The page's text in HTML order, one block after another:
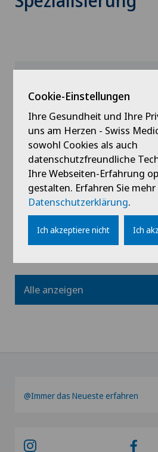
Claudia Britschgi
Profil ansehen
Alle anzeigen
@Immer das Neueste erfahren
Cookie-Einstellungen
Ihre Gesundheit und Ihre
uns am Herzen - Swiss
sowohl Cookies als auch
datenschutzfreundliche
Ihre Webseiten-Erfahrung
gestalten. Erfahren Sie
Datenschutzerklärung.
Ich akzeptiere nicht Ich